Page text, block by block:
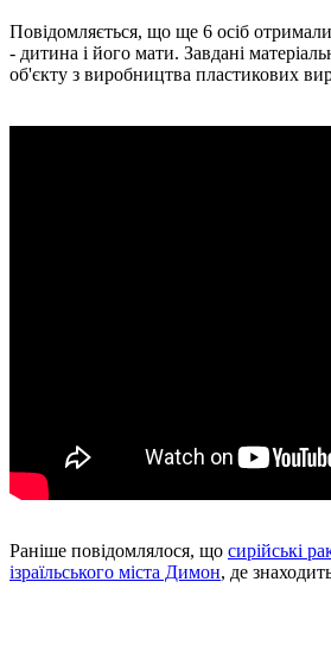
Повідомляється, що ще 6 осіб
- дитина і його мати. Завдані
об'єкту з виробництва пластикових
Раніше повідомлялося, що сирійські
ізраїльського міста Димон, де